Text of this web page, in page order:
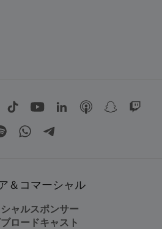
＆コマーシャル
ャルスポンサー
ロードキャスト